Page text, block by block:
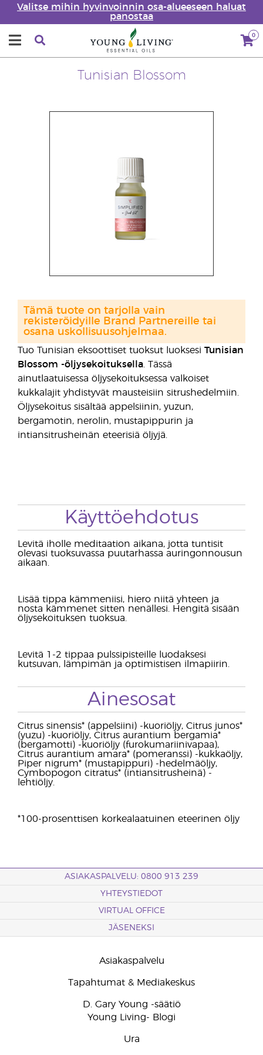
Valitse mihin hyvinvoinnin osa-alueeseen haluat
panostaa
0
Tunisian Blossom
Tuo Tunisian eksoottiset tuoksut luoksesi Tunisian
Blossom -öljysekoituksella . Tässä
ainutlaatuisessa öljysekoituksessa valkoiset
kukkalajit yhdistyvät mausteisiin sitrushedelmiin.
Öljysekoitus sisältää appelsiinin, yuzun,
bergamotin, nerolin, mustapippurin ja
intiansitrusheinän eteerisiä öljyjä.
Tämä tuote on tarjolla vain
rekisteröidyille Brand Partnereille tai
osana uskollisuusohjelmaa.
Käyttöehdotus
Levitä iholle meditaation aikana, jotta tuntisit
olevasi tuoksuvassa puutarhassa auringonnousun
aikaan.
Lisää tippa kämmeniisi, hiero niitä yhteen ja
nosta kämmenet sitten nenällesi. Hengitä sisään
öljysekoituksen tuoksua.
Levitä 1-2 tippaa pulssipisteille luodaksesi
kutsuvan, lämpimän ja optimistisen ilmapiirin.
Ainesosat
Citrus sinensis* (appelsiini) -kuoriöljy, Citrus junos*
(yuzu) -kuoriöljy, Citrus aurantium bergamia*
(bergamotti) -kuoriöljy (furokumariinivapaa),
Citrus aurantium amara* (pomeranssi) -kukkaöljy,
Piper nigrum* (mustapippuri) -hedelmäöljy,
Cymbopogon citratus* (intiansitrusheinä) -
lehtiöljy.
*100-prosenttisen korkealaatuinen eteerinen öljy
ASIAKASPALVELU: 0800 913 239
YHTEYSTIEDOT
VIRTUAL OFFICE
JÄSENEKSI
Asiakaspalvelu
Tapahtumat & Mediakeskus
D. Gary Young -säätiö
Young Living- Blogi
Ura